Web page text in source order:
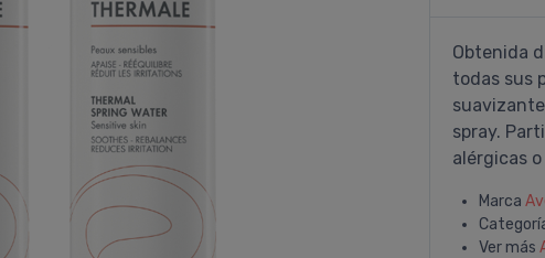
Obtenida
todas sus
spray.
alérgicas
Marca
Ver más